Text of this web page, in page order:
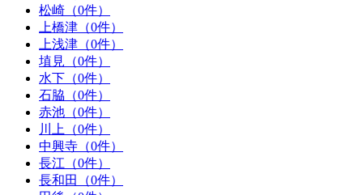
松崎（0件）
上橋津（0件）
上浅津（0件）
埴見（0件）
水下（0件）
石脇（0件）
赤池（0件）
川上（0件）
中興寺（0件）
長江（0件）
長和田（0件）